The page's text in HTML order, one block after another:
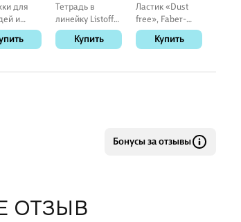
для
и
100
Тетрадь в
линейку Listoff
«Классическая
серия» в
Купить
Ластик «Dust
free», Faber-
Castell
Купить
Бонусы за отзывы
ОТЗЫВ